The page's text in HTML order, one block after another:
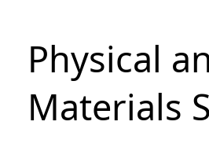
Physical
Materials